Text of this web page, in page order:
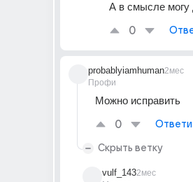
А в смысле могу
0
probablyiamhuman
Профи
2мес
Можно исправить
0
Скрыть ветку
vulf_1432мес